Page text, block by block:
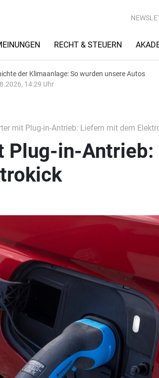
RECHT & STEUERN
der Klimaanlage: So wurden unsere Autos
14:29 Uhr
mit Plug-in-Antrieb: Liefern mit dem
Plug-in-Antrieb: